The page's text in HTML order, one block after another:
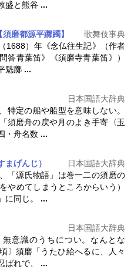
盛と熊谷 ...
磨都源平躑躅】
歌舞伎事典
1688）年《念仏往生記》（作者
答青葉笛》《須磨寺青葉笛》）
魁躑 ...
日本国語大辞典
特定の船や船型を意味しない。
須磨舟の戻や月のよき手寄〈玉
・舟名数 ...
げんじ）
日本国語大辞典
「源氏物語」は巻一二の須磨の
やめてしまうところからいう）
に同じ。 ...
日本国語大辞典
意識のうちについ。なんとな
〕 須磨 「うたひ給へるに、人々
ばれで、 ...